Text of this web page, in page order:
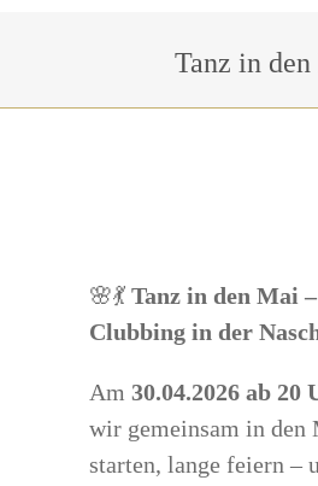
Sie
Tanz in
🌸💃 Tanz in den Mai
Clubbing in der
Am 30.04.2026 ab 20
wir gemeinsam in den
starten, lange feiern –